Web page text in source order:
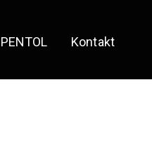
PENTOL Kontakt